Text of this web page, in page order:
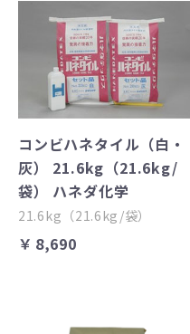
コンビハネタイル（白・
灰） 21.6kg（21.6kg/
袋） ハネダ化学
21.6kg（21.6kg/袋）
￥8,690